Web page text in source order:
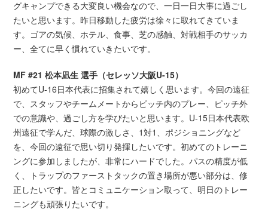
グキャンプできる大変良い機会なので、一日一日大事に過ごし
たいと思います。昨日移動した疲労は徐々に取れてきていま
す。ゴアの気候、ホテル、食事、芝の感触、対戦相手のサッカ
ー、全てに早く慣れていきたいです。
MF #21 松本凪生 選手（セレッソ大阪U-15）
初めてU-16日本代表に招集されて嬉しく思います。今回の遠征
で、スタッフやチームメートからピッチ内のプレー、ピッチ外
での意識や、過ごし方を学びたいと思います。U-15日本代表欧
州遠征で学んだ、球際の激しさ、1対1、ポジショニングなど
を、今回の遠征で思い切り発揮したいです。初めてのトレーニ
ングに参加しましたが、非常にハードでした。パスの精度が低
く、トラップのファーストタックの置き場所が悪い部分は、修
正したいです。皆とコミュニケーション取って、明日のトレー
ニングも頑張りたいです。